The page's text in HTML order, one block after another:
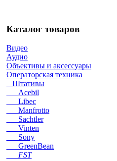
Каталог товаров
Видео
Аудио
Объективы и аксессуары
Операторская техника
Штативы
Acebil
Libec
Manfrotto
Sachtler
Vinten
Sony
GreenBean
FST